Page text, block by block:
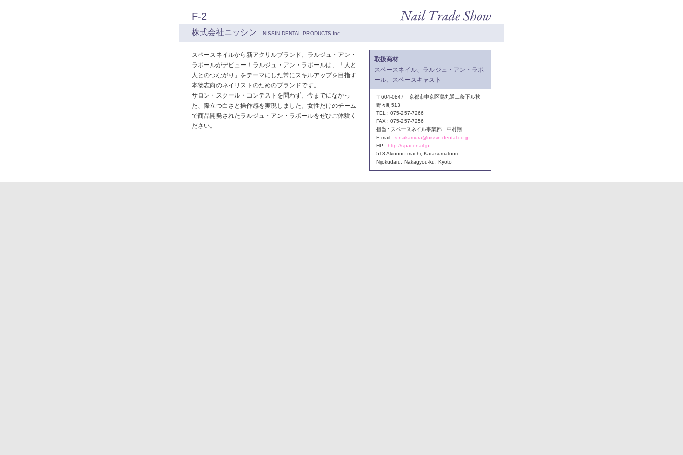
F-2
株式会社ニッシン NISSIN DENTAL PRODUCTS Inc.
スペースネイルから新アクリルブランド、ラルジュ・アン・
ラポールがデビュー！ラルジュ・アン・ラポールは、「人と
人とのつながり」をテーマにした常にスキルアップを目指す
本物志向のネイリストのためのブランドです。
サロン・スクール・コンテストを問わず、今までになかっ
た、際立つ白さと操作感を実現しました。女性だけのチーム
で商品開発されたラルジュ・アン・ラポールをぜひご体験く
ださい。
取扱商材
スペースネイル、ラルジュ・アン・ラポ
ール、スペースキャスト
〒604-0847 京都市中京区烏丸通二条下ル秋
野々町513
TEL : 075-257-7266
FAX : 075-257-7256
担当 : スペースネイル事業部 中村翔
E-mail : s-nakamura@nissin-dental.co.jp
HP : http://spacenail.jp
513 Akinono-machi, Karasumatoori-
Nijokudaru, Nakagyou-ku, Kyoto